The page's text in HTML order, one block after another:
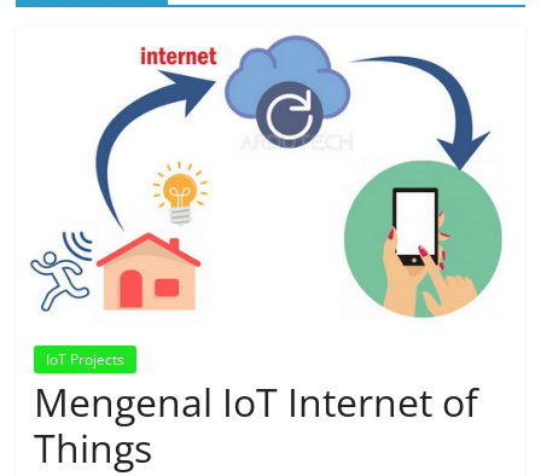
IoT Projects
Mengenal IoT Internet of
Things